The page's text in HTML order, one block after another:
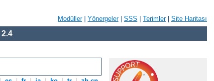
Modüller| Yönergeler| SSS Terimler| Site Haritası